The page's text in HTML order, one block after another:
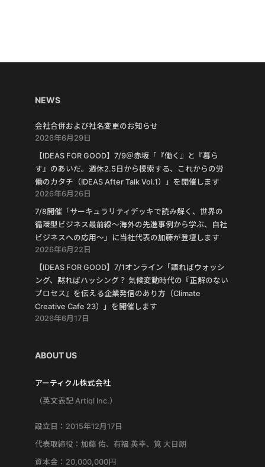
NEWS
会社合併および社名変更のお知らせ
2026年6月29日
【IDEAS FOR GOOD】7/9＠赤坂「『働く』と『暮ら
す』のあいだ。週休2.5日から模索する、これからの労
働のカタチ（IDEAS After Talk Vol.1）」を開催します
2026年6月26日
7/8開催「サーキュラリティデッキで読み解く、世界の
循環型ビジネス最前線〜海外の先進事例から学ぶ、自社
ビジネスへの応用〜」に当社代表の加藤が登壇します
2026年6月22日
【IDEAS FOR GOOD】7/1オンライン「語ればウォッシ
ング、黙ればハッシング？ 気候変動時代の『正解のない
プロセス』を伝える企業発信のあり方（Climate
Creative Cafe 23）」を開催します
2026年6月17日
ABOUT US
アーティクル株式会社
（英文表記 Artiql Inc.）
設立日：2015年12月17日
代表取締役：加藤 佑、有福 英幸、筧 大日朗
資本金：20,000,000円